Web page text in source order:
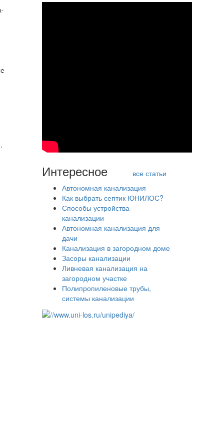
все статьи
Интересное
Автономная канализация
Как выбрать септик ЮНИЛОС?
Способы устройства
канализации
Автономная канализация для
дачи
Канализация в загородном доме
Засоры канализации
Ливневая канализация на
загородном участке
Полипропиленовые трубы,
системы канализации